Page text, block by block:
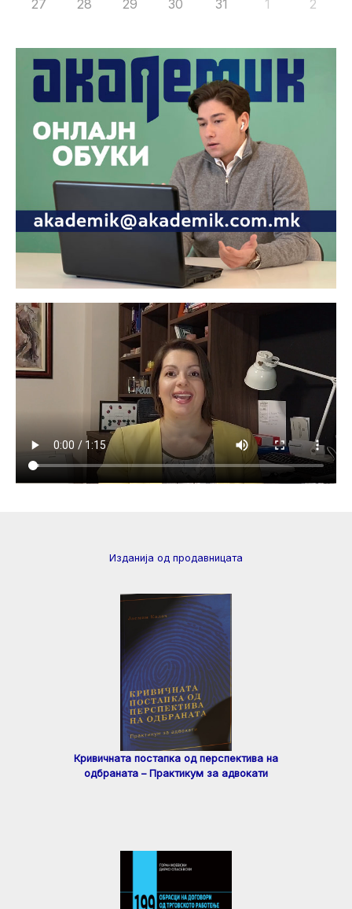
27 28 29 30 31 1 2
Изданија од продавницата
Кривичната постапка од перспектива на
одбраната – Практикум за адвокати